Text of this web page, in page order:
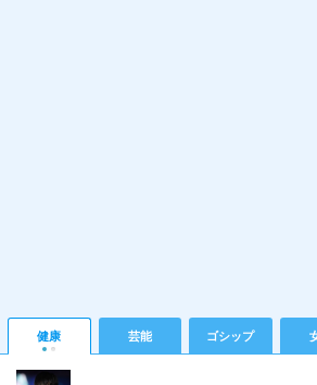
健康 芸能 ゴシップ